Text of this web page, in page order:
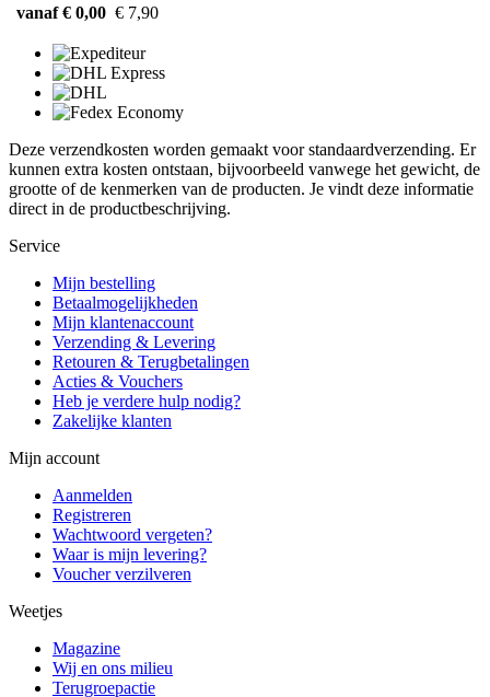
vanaf € 0,00 € 7,90
Deze verzendkosten worden gemaakt voor standaardverzending. Er
kunnen extra kosten ontstaan, bijvoorbeeld vanwege het gewicht, de
grootte of de kenmerken van de producten. Je vindt deze informatie
direct in de productbeschrijving.
Service
Mijn bestelling
Betaalmogelijkheden
Mijn klantenaccount
Verzending & Levering
Retouren & Terugbetalingen
Acties & Vouchers
Heb je verdere hulp nodig?
Zakelijke klanten
Mijn account
Aanmelden
Registreren
Wachtwoord vergeten?
Waar is mijn levering?
Voucher verzilveren
Weetjes
Magazine
Wij en ons milieu
Terugroepactie